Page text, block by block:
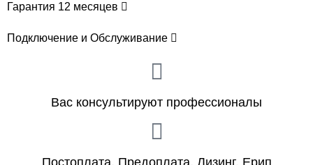
Гарантия 12 месяцев
Подключение и Обслуживание
Вас консультируют профессионалы
Постоплата, Предоплата, Лизинг, Ерип